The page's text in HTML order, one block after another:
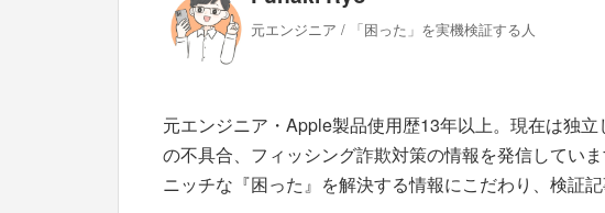
元エンジニア / 「困った」を実機検証する人
元エンジニア・Apple製品使用歴13年以上。現在は独
の不具合、フィッシング詐欺対策の情報を発信してい
ニッチな『困った』を解決する情報にこだわり、検証記